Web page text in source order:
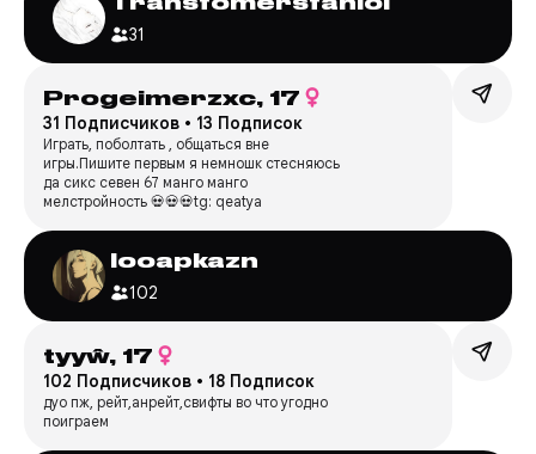
31
Progeimerzxc, 17
31 Подписчиков • 13 Подписок
Играть, поболтать , общаться вне
игры.Пишите первым я немношк стесняюсь
да сикс севен 67 манго манго
мелстройность 💀💀💀tg: qeatya
looapkazn
102
tyyŵ, 17
102 Подписчиков • 18 Подписок
дуо пж, рейт,анрейт,свифты во что угодно
поиграем